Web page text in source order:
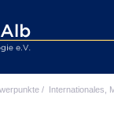
/ Internationales,